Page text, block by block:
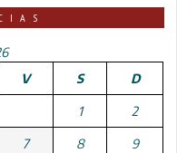
V S D
1 2
7 8 9